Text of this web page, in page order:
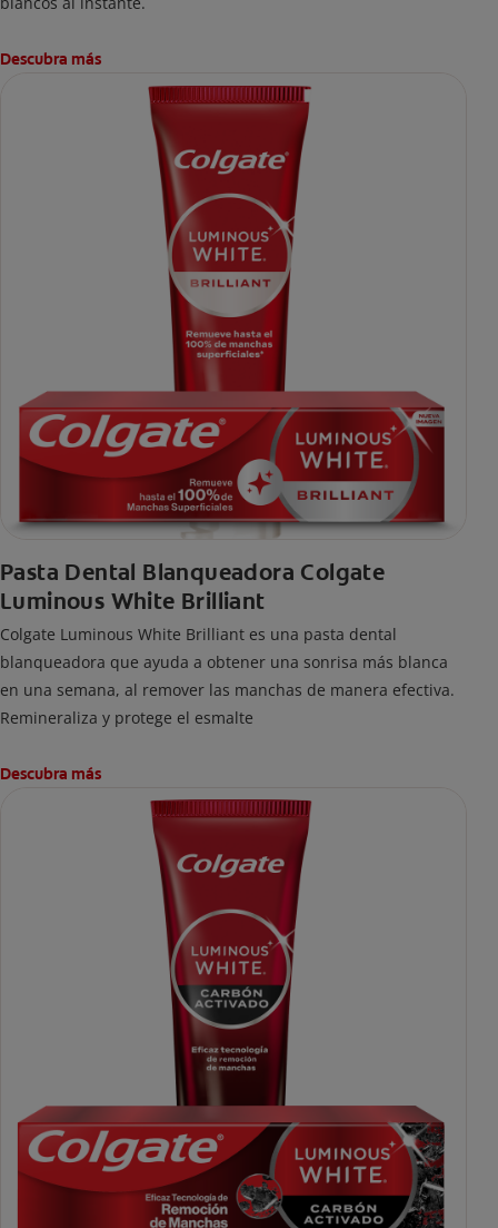
Descubra más
Pasta Dental Blanqueadora Colgate
Luminous White Brilliant
Colgate Luminous White Brilliant es una pasta dental
blanqueadora que ayuda a obtener una sonrisa más blanca
en una semana, al remover las manchas de manera efectiva.
Remineraliza y protege el esmalte
Descubra más